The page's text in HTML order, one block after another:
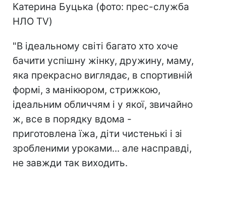
Катерина Буцька (фото: прес-служба
НЛО TV)
"В ідеальному світі багато хто хоче
бачити успішну жінку, дружину, маму,
яка прекрасно виглядає, в спортивній
формі, з манікюром, стрижкою,
ідеальним обличчям і у якої, звичайно
ж, все в порядку вдома -
приготовлена їжа, діти чистенькі і зі
зробленими уроками... але насправді,
не завжди так виходить.